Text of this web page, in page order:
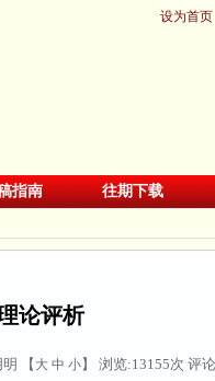
设为首页
指南 往期下载
论评析
【 大 中 小】 浏览:13155次 评